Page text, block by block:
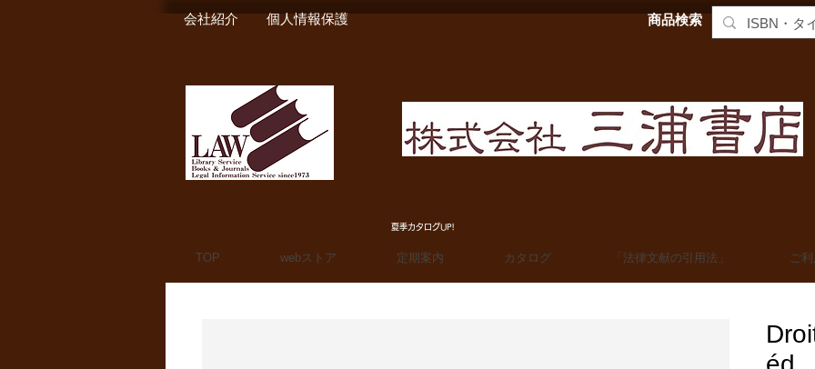
会社紹介 個人情報保護 商品検索
夏季カタログUP!
TOP webストア 定期案内 カタログ 「法律文献の引用法」 ご